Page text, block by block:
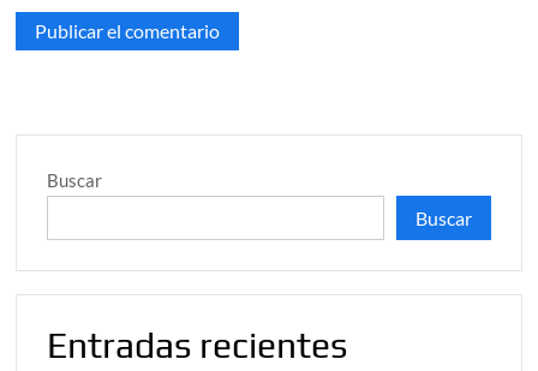
Buscar
Buscar
Entradas recientes